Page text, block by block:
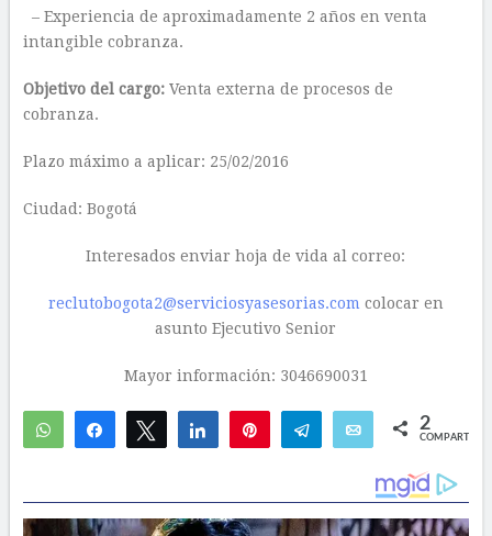
– Experiencia de aproximadamente 2 años en venta
intangible cobranza.
Objetivo del cargo:Venta externa de procesos de
cobranza.
Plazo máximo a aplicar: 25/02/2016
Ciudad: Bogotá
Interesados enviar hoja de vida al correo:
reclutobogota2@serviciosyasesorias.com colocar en
asunto Ejecutivo Senior
Mayor información: 3046690031
WhatsAppCompartirTwittear Compartir Telegram Email 2
COMPARTIR